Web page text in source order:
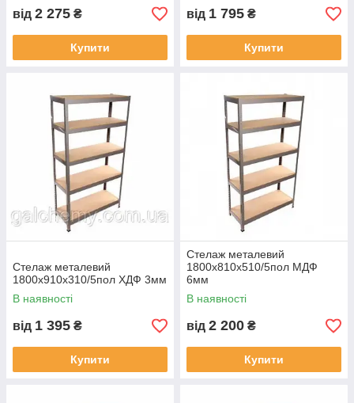
від 2 275 ₴
Купити
від 1 795 ₴
Купити
Стелаж металевий
1800х910х310/5пол ХДФ 3мм
В наявності
від 1 395 ₴
Купити
Стелаж металевий
1800х810х510/5пол МДФ
6мм
В наявності
від 2 200 ₴
Купити